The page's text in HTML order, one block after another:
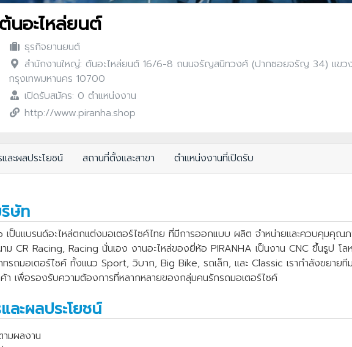
ต้นอะไหล่ยนต์
ธุรกิจยานยนต์
สำนักงานใหญ่: ต้นอะไหล่ยนต์ 16/6-8 ถนนจรัญสนิทวงศ์ (ปากซอยจรัญ 34) แข
กรุงเทพมหานคร 10700
เปิดรับสมัคร: 0 ตำแหน่งงาน
http://www.piranha.shop
ละผลประโยชน์ สถานที่ตั้งและสาขา ตำแหน่งงานที่เปิดรับ
ษัท
เป็นแบรนด์อะไหล่ตกแต่งมอเตอร์ไซค์ไทย ที่มีการออกแบบ ผลิต จำหน่ายและควบคุมคุณ
าม CR Racing, Racing นั่นเอง งานอะไหล่ของยี่ห้อ PIRANHA เป็นงาน CNC ขึ้นรูป โล
ทรถมอเตอร์ไซค์ ทั้งแนว Sport, วิบาก, Big Bike, รถเล็ก, และ Classic เรากำลังขยา
า เพื่อรองรับความต้องการที่หลากหลายของกลุ่มคนรักรถมอเตอร์ไซค์
ละผลประโยชน์
ามผลงาน